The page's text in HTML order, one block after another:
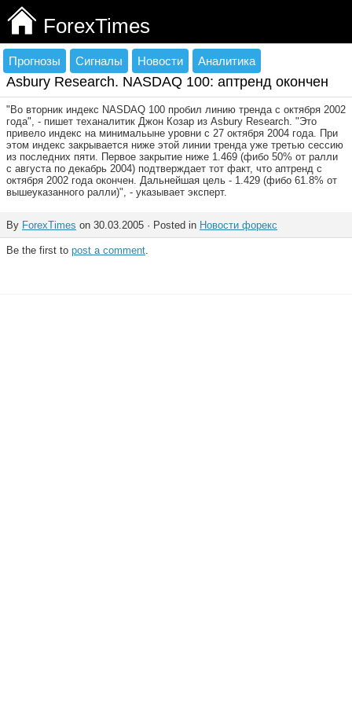
ForexTimes
Прогнозы Сигналы Новости Аналитика
Asbury Research. NASDAQ 100: аптренд окончен
"Во вторник индекс NASDAQ 100 пробил линию тренда с октября 2002
года", - пишет теханалитик Джон Козар из Asbury Research. "Это
привело индекс на минимальыне уровни с 27 октября 2004 года. При
этом индекс закрывается ниже этой линии тренда уже третью сессию
из последних пяти. Первое закрытие ниже 1.469 (фибо 50% от ралли
с августа по декабрь 2004) подтверждает тот факт, что аптренд с
октября 2002 года окончен. Дальнейшая цель - 1.429 (фибо 61.8% от
вышеуказанного ралли)", - указывает эксперт.
By ForexTimes on 30.03.2005 · Posted in Новости форекс
Be the first to post a comment.